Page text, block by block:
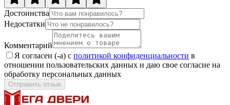
Достоинства
Недостатки
Комментарий
Я согласен (-а) с политикой конфиденциальности в
отношении пользовательских данных и даю свое согласие на
обработку персональных данных
Отправить отзыв